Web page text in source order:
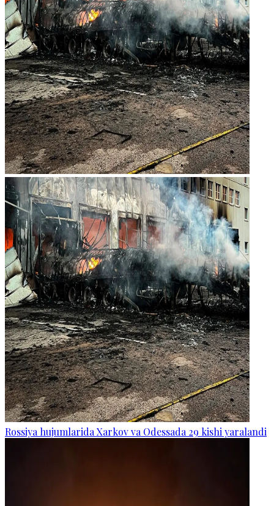
Rossiya hujumlarida Xarkov va Odessada 29 kishi yaralandi